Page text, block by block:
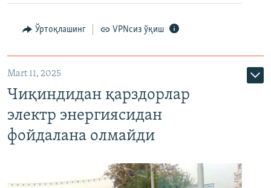
Ўртоқлашинг VPNсиз ўқиш
Mart 11, 2025
Чиқиндидан қарздорлар
электр энергиясидан
фойдалана олмайди